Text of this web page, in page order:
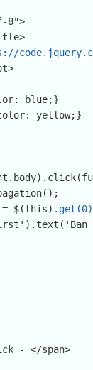
8">
blue;}
yellow;}
= $(this)
.get(0)
- </span>